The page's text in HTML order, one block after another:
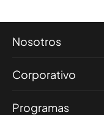
Nosotros
Corporativo
Programas